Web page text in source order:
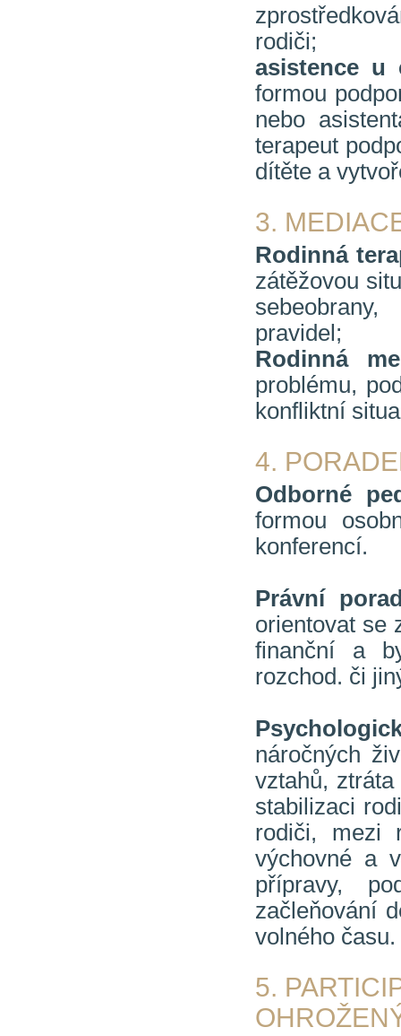
rodiči;
asistence u
formou
nebo
terapeut
dítěte a
3.
Rodinná
zátěžovou
pravidel;
Rodinná
problému,
konfliktní
4.
Odborné
formou
konferencí.
Právní
orientovat se
finanční a
rozchod. či
náročných
vztahů,
stabilizaci
rodiči, mezi
výchovné a
přípravy,
začleňování
volného času.
5.